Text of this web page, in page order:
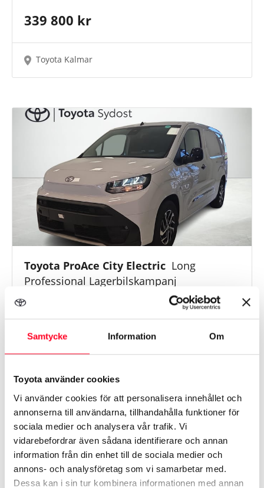
Samtycke Information Om
Toyota använder cookies
Vi använder cookies för att personalisera innehållet och
annonserna till användarna, tillhandahålla funktioner för
sociala medier och analysera vår trafik. Vi
vidarebefordrar även sådana identifierare och annan
information från din enhet till de sociala medier och
annons- och analysföretag som vi samarbetar med.
Dessa kan i sin tur kombinera informationen med annan
339 800 kr
Toyota Kalmar
Toyota ProAce City Electric Long
Professional Lagerbilskampanj
Årsmodell
Mil
2 mil
Växellåda
Automat
Toyota Kalmar